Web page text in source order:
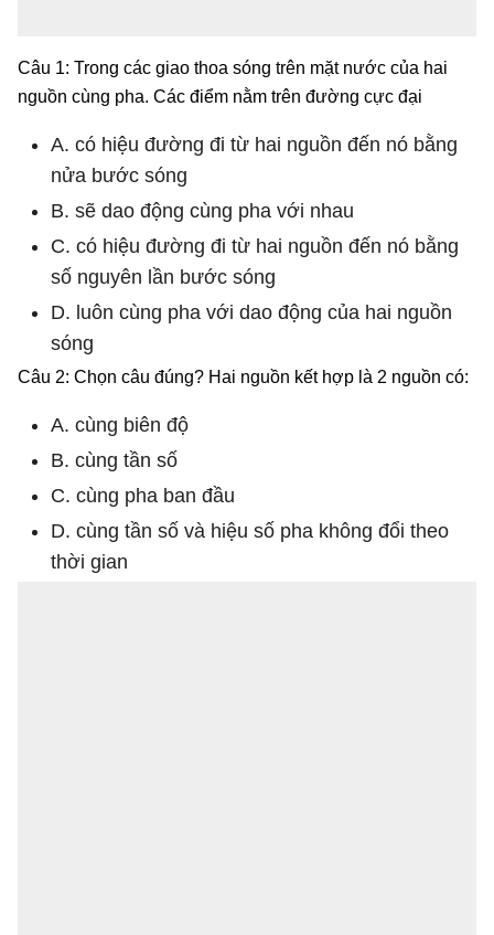
Câu 1: Trong các giao thoa sóng trên mặt nước của hai
nguồn cùng pha. Các điểm nằm trên đường cực đại
A. có hiệu đường đi từ hai nguồn đến nó bằng
nửa bước sóng
B. sẽ dao động cùng pha với nhau
C. có hiệu đường đi từ hai nguồn đến nó bằng
số nguyên lần bước sóng
D. luôn cùng pha với dao động của hai nguồn
sóng
Câu 2: Chọn câu đúng? Hai nguồn kết hợp là 2 nguồn có:
A. cùng biên độ
B. cùng tần số
C. cùng pha ban đầu
D. cùng tần số và hiệu số pha không đổi theo
thời gian